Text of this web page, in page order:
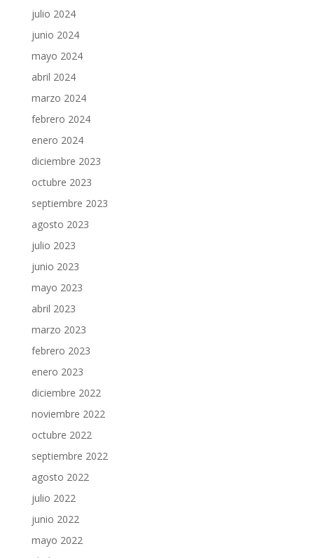
julio 2024
junio 2024
mayo 2024
abril 2024
marzo 2024
febrero 2024
enero 2024
diciembre 2023
octubre 2023
septiembre 2023
agosto 2023
julio 2023
junio 2023
mayo 2023
abril 2023
marzo 2023
febrero 2023
enero 2023
diciembre 2022
noviembre 2022
octubre 2022
septiembre 2022
agosto 2022
julio 2022
junio 2022
mayo 2022